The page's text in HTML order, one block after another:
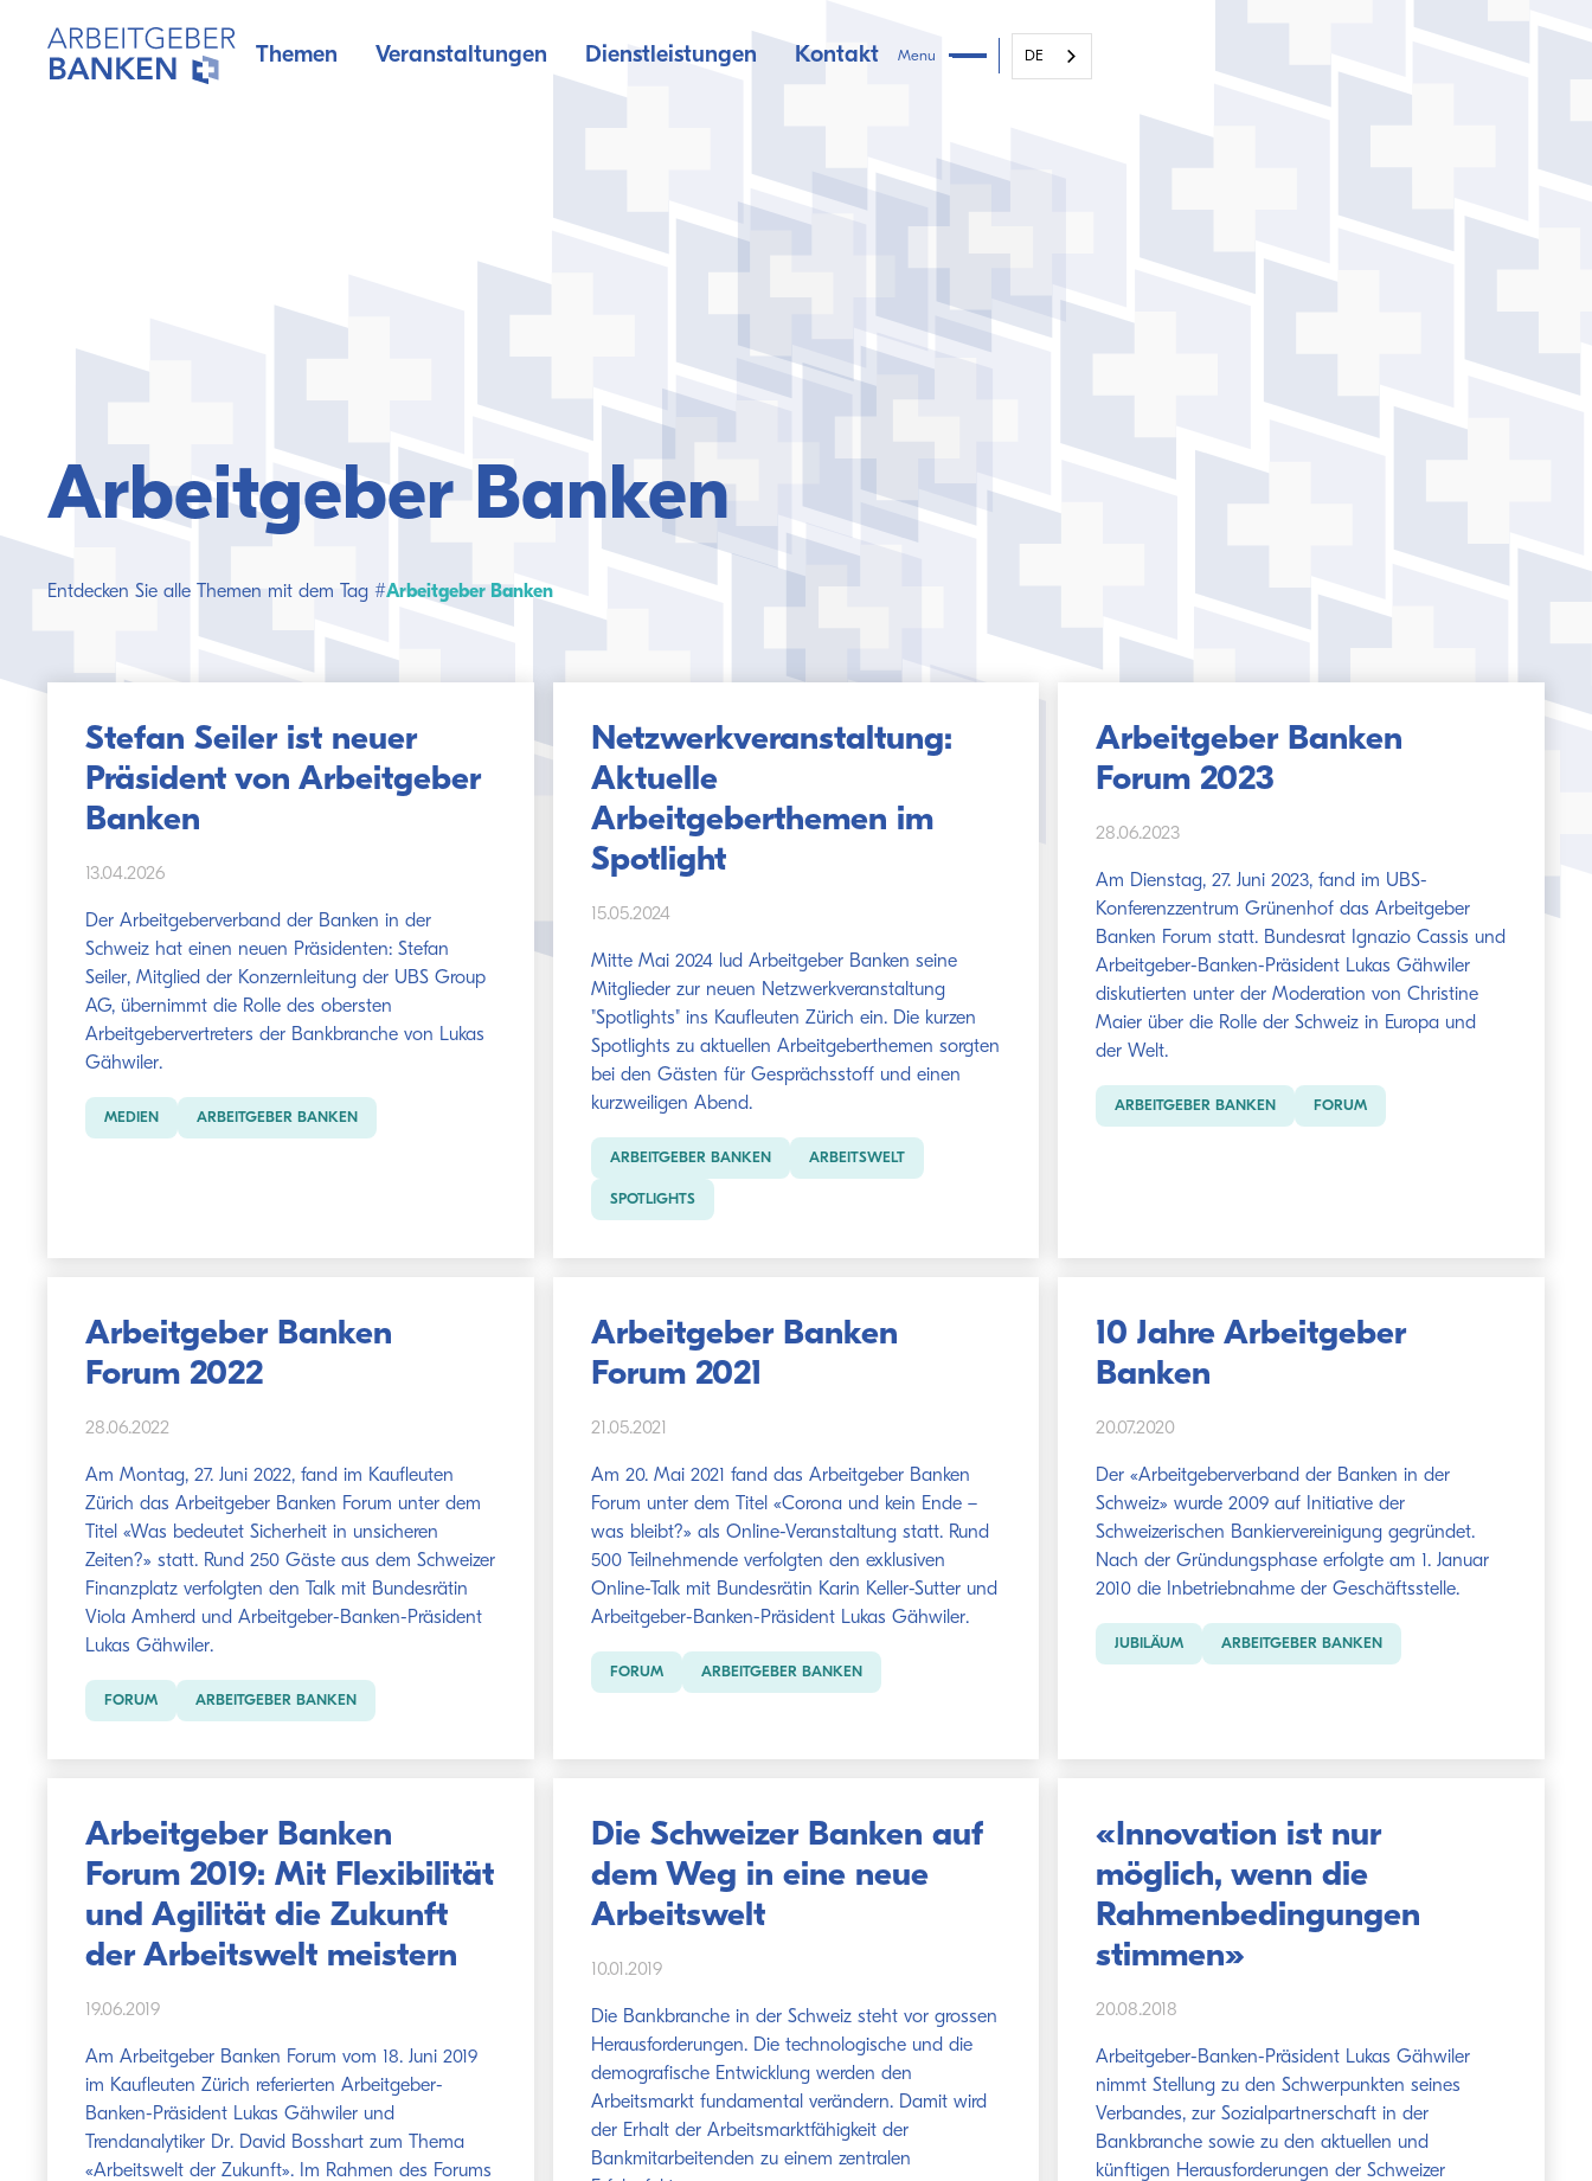
Themen Veranstaltungen Dienstleistungen Kontakt Menu DE
Arbeitgeber Banken
Entdecken Sie alle Themen mit dem Tag #Arbeitgeber Banken
Stefan Seiler ist neuer
Präsident von Arbeitgeber
Banken
13.04.2026
Der Arbeitgeberverband der Banken in der
Schweiz hat einen neuen Präsidenten: Stefan
Seiler, Mitglied der Konzernleitung der UBS Group
AG, übernimmt die Rolle des obersten
Arbeitgebervertreters der Bankbranche von Lukas
Gähwiler.
MEDIEN ARBEITGEBER BANKEN
Netzwerkveranstaltung:
Aktuelle
Arbeitgeberthemen im
Spotlight
15.05.2024
Mitte Mai 2024 lud Arbeitgeber Banken seine
Mitglieder zur neuen Netzwerkveranstaltung
"Spotlights" ins Kaufleuten Zürich ein. Die kurzen
Spotlights zu aktuellen Arbeitgeberthemen sorgten
bei den Gästen für Gesprächsstoff und einen
kurzweiligen Abend.
ARBEITGEBER BANKEN ARBEITSWELT
SPOTLIGHTS
Arbeitgeber Banken
Forum 2023
28.06.2023
Am Dienstag, 27. Juni 2023, fand im UBS-
Konferenzzentrum Grünenhof das Arbeitgeber
Banken Forum statt. Bundesrat Ignazio Cassis und
Arbeitgeber-Banken-Präsident Lukas Gähwiler
diskutierten unter der Moderation von Christine
Maier über die Rolle der Schweiz in Europa und
der Welt.
ARBEITGEBER BANKEN FORUM
Arbeitgeber Banken
Forum 2022
28.06.2022
Am Montag, 27. Juni 2022, fand im Kaufleuten
Zürich das Arbeitgeber Banken Forum unter dem
Titel «Was bedeutet Sicherheit in unsicheren
Zeiten?» statt. Rund 250 Gäste aus dem Schweizer
Finanzplatz verfolgten den Talk mit Bundesrätin
Viola Amherd und Arbeitgeber-Banken-Präsident
Lukas Gähwiler.
FORUM ARBEITGEBER BANKEN
Arbeitgeber Banken
Forum 2021
21.05.2021
Am 20. Mai 2021 fand das Arbeitgeber Banken
Forum unter dem Titel «Corona und kein Ende –
was bleibt?» als Online-Veranstaltung statt. Rund
500 Teilnehmende verfolgten den exklusiven
Online-Talk mit Bundesrätin Karin Keller-Sutter und
Arbeitgeber-Banken-Präsident Lukas Gähwiler.
FORUM ARBEITGEBER BANKEN
10 Jahre Arbeitgeber
Banken
20.07.2020
Der «Arbeitgeberverband der Banken in der
Schweiz» wurde 2009 auf Initiative der
Schweizerischen Bankiervereinigung gegründet.
Nach der Gründungsphase erfolgte am 1. Januar
2010 die Inbetriebnahme der Geschäftsstelle.
JUBILÄUM ARBEITGEBER BANKEN
Arbeitgeber Banken
Forum 2019: Mit Flexibilität
und Agilität die Zukunft
der Arbeitswelt meistern
19.06.2019
Am Arbeitgeber Banken Forum vom 18. Juni 2019
im Kaufleuten Zürich referierten Arbeitgeber-
Banken-Präsident Lukas Gähwiler und
Trendanalytiker Dr. David Bosshart zum Thema
«Arbeitswelt der Zukunft». Im Rahmen des Forums
Die Schweizer Banken auf
dem Weg in eine neue
Arbeitswelt
10.01.2019
Die Bankbranche in der Schweiz steht vor grossen
Herausforderungen. Die technologische und die
demografische Entwicklung werden den
Arbeitsmarkt fundamental verändern. Damit wird
der Erhalt der Arbeitsmarktfähigkeit der
Bankmitarbeitenden zu einem zentralen
«Innovation ist nur
möglich, wenn die
Rahmenbedingungen
stimmen»
20.08.2018
Arbeitgeber-Banken-Präsident Lukas Gähwiler
nimmt Stellung zu den Schwerpunkten seines
Verbandes, zur Sozialpartnerschaft in der
Bankbranche sowie zu den aktuellen und
künftigen Herausforderungen der Schweizer